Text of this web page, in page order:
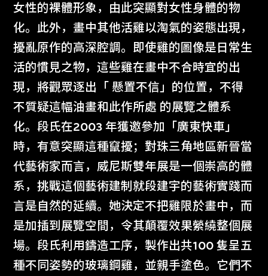
女性的裸體形象，由此突顯對女性身體的物
化。此外，畫中其他活雞以淘氣的姿態出現，
擾亂原作的高深腔調。即使雞的圖像是日常生
活的慣見之物，這些雞在畫中不合時宜的出
現，將觀眾逐出「 懸置不信」的位置，不得
不質疑這幅油畫和此作所處 的展覽之體系
化。段氏在2003 年獲邀參加「廣東快車」
時，有意突顯這種竄擾；對珠三角地區新晉當
代藝術家而言，威尼斯雙年展是一個崇高的體
系，挑戰這個藝術建制就段建宇的藝術實踐而
言是自然的延續。她決定不把雞限於畫中，而
是加插到展覽空間，令其顛覆效果縈繞整個展
場。段氏利用鑄造工序，製作出共100 隻呈五
種不同姿勢的玻璃鋼雞，並親手塗色。它們不